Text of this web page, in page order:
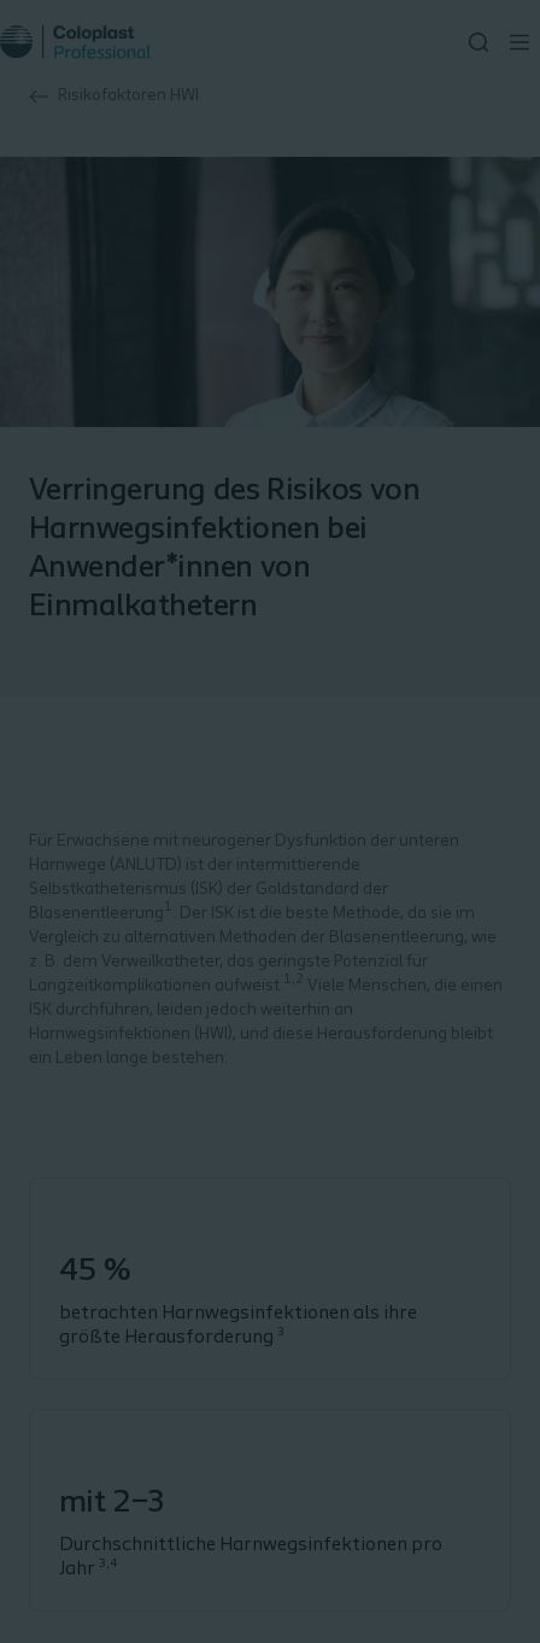
Risikofaktoren HWI
Verringerung des Risikos von
Harnwegsinfektionen bei
Anwender*innen von
Einmalkathetern
Für Erwachsene mit neurogener Dysfunktion der unteren
Harnwege (ANLUTD) ist der intermittierende
Selbstkatheterismus (ISK) der Goldstandard der
Blasenentleerung 1
. Der ISK ist die beste Methode, da sie im
Vergleich zu alternativen Methoden der Blasenentleerung, wie
z. B. dem Verweilkatheter, das geringste Potenzial für
Langzeitkomplikationen aufweist. 1,2 Viele Menschen, die einen
ISK durchführen, leiden jedoch weiterhin an
Harnwegsinfektionen (HWI), und diese Herausforderung bleibt
ein Leben lange bestehen:
45 %
betrachten Harnwegsinfektionen als ihre
größte Herausforderung 3
mit 2–3
Durchschnittliche Harnwegsinfektionen pro
Jahr 3,4